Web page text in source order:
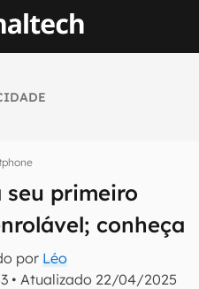
seu primeiro
conheça
por Léo
• Atualizado 22/04/2025
em primeira